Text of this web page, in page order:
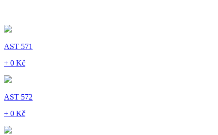
AST 571
+ 0 Kč
AST 572
+ 0 Kč